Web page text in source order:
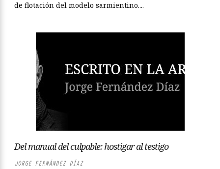
de flotación del modelo sarmientino....
Del manual del culpable: hostigar al testigo
JORGE FERNÁNDEZ DÍAZ